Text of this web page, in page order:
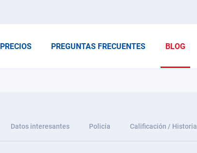
PRECIOS PREGUNTAS FRECUENTES BLOG
Datos interesantes Policía Calificación / Historia